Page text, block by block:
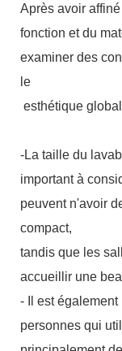
Après avoir
fonction et du
examiner des
le
esthétique
-La taille du
important à
peuvent n'avoir
compact,
tandis que les
accueillir une
- Il est
personnes qui